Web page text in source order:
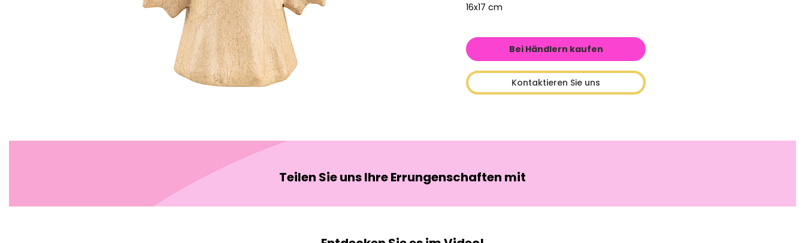
16x17 cm
Bei Händlern kaufen
Kontaktieren Sie uns
Teilen Sie uns Ihre Errungenschaften mit